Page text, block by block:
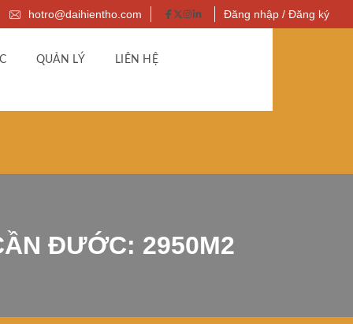
hotro@daihientho.com Đăng nhập / Đăng ký
QUẢN LÝ LIÊN HỆ
ĐƯỚC: 2950M2